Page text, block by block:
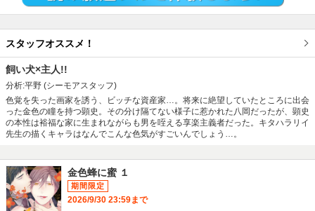
飼い犬×主人、危うい謀り合いの幕が上がる──！
スタッフオススメ！
飼い犬×主人!!
分析:平野 (シーモアスタッフ)
色覚を失った画家を誘う、ビッチな資産家…。将来に絶望していたところに出会
った金色の瞳を持つ顕史。その分け隔てない様子に惹かれた八岡だったが、顕史
の本性は裕福な家に生まれながらも男を咥える享楽主義者だった。キタハラリイ
先生の描くキャラはなんでこんな色気がすごいんでしょう…。
金色蜂に蜜 １
2026/9/30 23:59まで